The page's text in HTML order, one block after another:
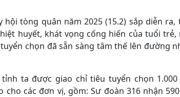
hội tòng quân năm 2025 (15.2) sắp diễn
huyết, khát vọng cống hiến của tuổi
chọn đã sẵn sàng tâm thế lên đường
tỉnh ta được giao chỉ tiêu tuyển chọn
cho các đơn vị, gồm: Sư đoàn 316 nhận